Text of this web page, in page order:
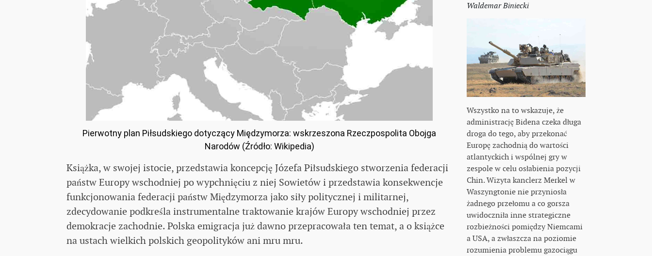
Pierwotny plan Piłsudskiego dotyczący Międzymorza: wskrzeszona Rzeczpospolita Obojga
Narodów (Źródło: Wikipedia)
Książka, w swojej istocie, przedstawia koncepcję Józefa Piłsudskiego stworzenia federacji
państw Europy wschodniej po wypchnięciu z niej Sowietów i przedstawia konsekwencje
funkcjonowania federacji państw Międzymorza jako siły politycznej i militarnej,
zdecydowanie podkreśla instrumentalne traktowanie krajów Europy wschodniej przez
demokracje zachodnie. Polska emigracja już dawno przepracowała ten temat, a o książce
na ustach wielkich polskich geopolityków ani mru mru.
Waldemar Biniecki
Wszystko na to wskazuje, że
administrację Bidena czeka długa
droga do tego, aby przekonać
Europę zachodnią do wartości
atlantyckich i wspólnej gry w
zespole w celu osłabienia pozycji
Chin. Wizyta kanclerz Merkel w
Waszyngtonie nie przyniosła
żadnego przełomu a co gorsza
uwidoczniła inne strategiczne
rozbieżności pomiędzy Niemcami
a USA, a zwłaszcza na poziomie
rozumienia problemu gazociągu